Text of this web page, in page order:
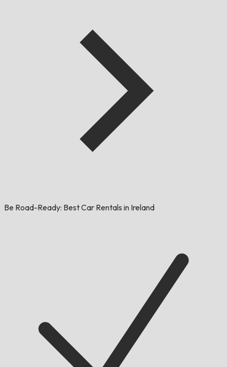
Be Road-Ready: Best Car Rentals in Ireland